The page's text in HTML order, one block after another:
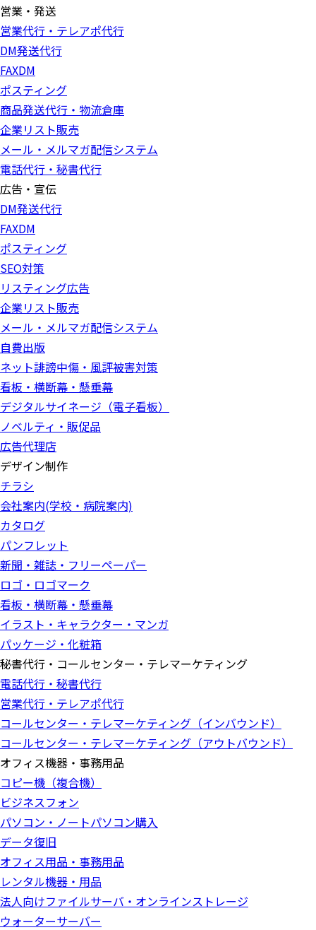
営業・発送
営業代行・テレアポ代行
DM発送代行
FAXDM
ポスティング
商品発送代行・物流倉庫
企業リスト販売
メール・メルマガ配信システム
電話代行・秘書代行
広告・宣伝
DM発送代行
FAXDM
ポスティング
SEO対策
リスティング広告
企業リスト販売
メール・メルマガ配信システム
自費出版
ネット誹謗中傷・風評被害対策
看板・横断幕・懸垂幕
デジタルサイネージ（電子看板）
ノベルティ・販促品
広告代理店
デザイン制作
チラシ
会社案内(学校・病院案内)
カタログ
パンフレット
新聞・雑誌・フリーペーパー
ロゴ・ロゴマーク
看板・横断幕・懸垂幕
イラスト・キャラクター・マンガ
パッケージ・化粧箱
秘書代行・コールセンター・テレマーケティング
電話代行・秘書代行
営業代行・テレアポ代行
コールセンター・テレマーケティング（インバウンド）
コールセンター・テレマーケティング（アウトバウンド）
オフィス機器・事務用品
コピー機（複合機）
ビジネスフォン
パソコン・ノートパソコン購入
データ復旧
オフィス用品・事務用品
レンタル機器・用品
法人向けファイルサーバ・オンラインストレージ
ウォーターサーバー